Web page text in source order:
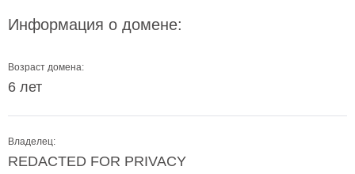
Информация о домене:
Возраст домена:
6 лет
Владелец:
REDACTED FOR PRIVACY